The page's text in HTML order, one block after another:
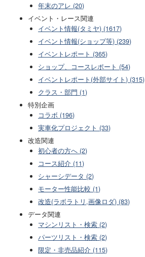
年末のアレ (20)
イベント・レース関連
イベント情報(タミヤ) (1617)
イベント情報(ショップ等) (239)
イベントレポート (365)
ショップ、コースレポート (54)
イベントレポート(外部サイト) (315)
クラス・部門 (1)
特別企画
コラボ (196)
実車化プロジェクト (33)
改造関連
初心者の方へ (2)
コース紹介 (11)
シャーシデータ (2)
モーター性能比較 (1)
改造(ラボラトリ,画像ロダ) (83)
データ関連
マシンリスト・検索 (2)
パーツリスト・検索 (2)
限定・非売品紹介 (115)